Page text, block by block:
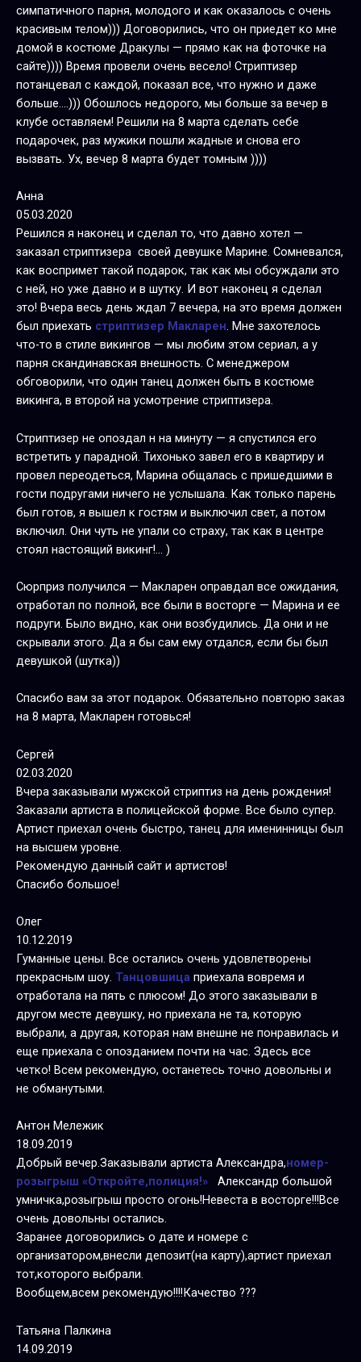
симпатичного парня, молодого и как оказалось с очень
красивым телом))) Договорились, что он приедет ко мне
домой в костюме Дракулы — прямо как на фоточке на
сайте)))) Время провели очень весело! Стриптизер
потанцевал с каждой, показал все, что нужно и даже
больше….))) Обошлось недорого, мы больше за вечер в
клубе оставляем! Решили на 8 марта сделать себе
подарочек, раз мужики пошли жадные и снова его
вызвать. Ух, вечер 8 марта будет томным ))))
Анна
05.03.2020
Решился я наконец и сделал то, что давно хотел —
заказал стриптизера своей девушке Марине. Сомневался,
как воспримет такой подарок, так как мы обсуждали это
с ней, но уже давно и в шутку. И вот наконец я сделал
это! Вчера весь день ждал 7 вечера, на это время должен
был приехать стриптизер Макларен. Мне захотелось
что-то в стиле викингов — мы любим этом сериал, а у
парня скандинавская внешность. С менеджером
обговорили, что один танец должен быть в костюме
викинга, в второй на усмотрение стриптизера.
Стриптизер не опоздал н на минуту — я спустился его
встретить у парадной. Тихонько завел его в квартиру и
провел переодеться, Марина общалась с пришедшими в
гости подругами ничего не услышала. Как только парень
был готов, я вышел к гостям и выключил свет, а потом
включил. Они чуть не упали со страху, так как в центре
стоял настоящий викинг!… )
Сюрприз получился — Макларен оправдал все ожидания,
отработал по полной, все были в восторге — Марина и ее
подруги. Было видно, как они возбудились. Да они и не
скрывали этого. Да я бы сам ему отдался, если бы был
девушкой (шутка))
Спасибо вам за этот подарок. Обязательно повторю заказ
на 8 марта, Макларен готовься!
Сергей
02.03.2020
Вчера заказывали мужской стриптиз на день рождения!
Заказали артиста в полицейской форме. Все было супер.
Артист приехал очень быстро, танец для именинницы был
на высшем уровне.
Рекомендую данный сайт и артистов!
Спасибо большое!
Олег
10.12.2019
Гуманные цены. Все остались очень удовлетворены
прекрасным шоу. Танцовшица приехала вовремя и
отработала на пять с плюсом! До этого заказывали в
другом месте девушку, но приехала не та, которую
выбрали, а другая, которая нам внешне не понравилась и
еще приехала с опозданием почти на час. Здесь все
четко! Всем рекомендую, останетесь точно довольны и
не обманутыми.
Антон Мележик
18.09.2019
Добрый вечер.Заказывали артиста Александра,номер-
розыгрыш «Откройте,полиция!» Александр большой
умничка,розыгрыш просто огонь!Невеста в восторге!!!Все
очень довольны остались.
Заранее договорились о дате и номере с
организатором,внесли депозит(на карту),артист приехал
тот,которого выбрали.
Вообщем,всем рекомендую!!!!Качество ???
Татьяна Палкина
14.09.2019